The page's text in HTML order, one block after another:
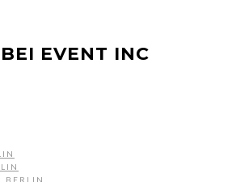
EVENT INC
BERLIN